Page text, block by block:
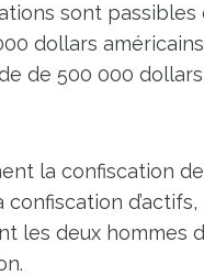
sont passibles
dollars
de 500 000
la confiscation
les deux hommes